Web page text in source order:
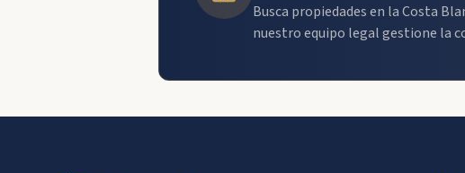
Busca propiedades en la Costa
nuestro equipo legal gestione la